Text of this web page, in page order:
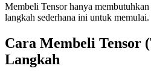
Informasi
Membeli Tensor hanya
langkah sederhana ini untuk memulai.
Cara Membeli Tensor
Langkah